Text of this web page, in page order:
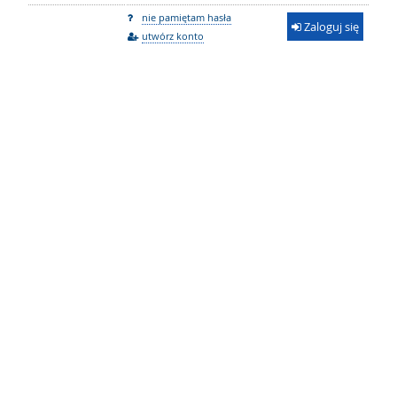
nie pamiętam hasła
utwórz konto
Zaloguj się